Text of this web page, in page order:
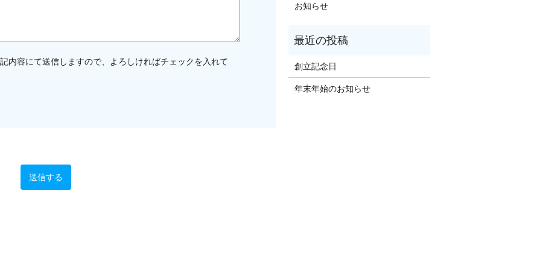
内容にて送信しますので、よろしければチェックを入れて
お知らせ
創立記念日
年末年始のお知らせ